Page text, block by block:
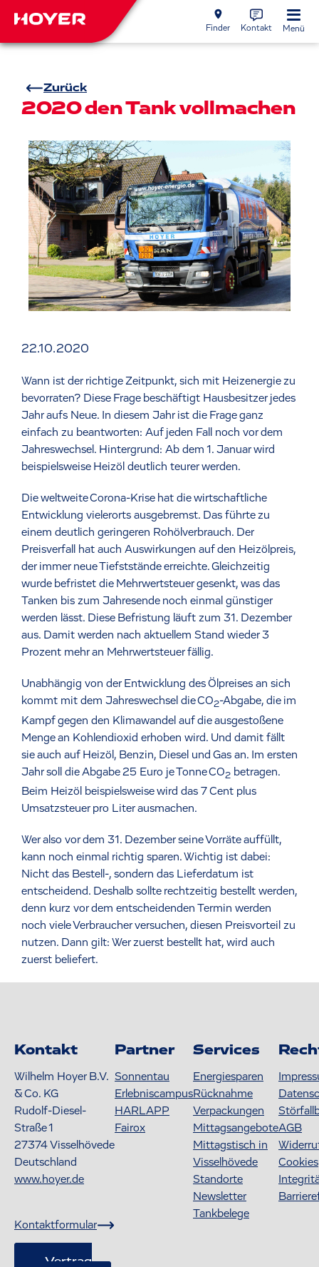
Finder Kontakt Menü
Zurück
2020 den Tank vollmachen
22.10.2020
Wann ist der richtige Zeitpunkt, sich mit Heizenergie zu
bevorraten? Diese Frage beschäftigt Hausbesitzer jedes
Jahr aufs Neue. In diesem Jahr ist die Frage ganz
einfach zu beantworten: Auf jeden Fall noch vor dem
Jahreswechsel. Hintergrund: Ab dem 1. Januar wird
beispielsweise Heizöl deutlich teurer werden.
Die weltweite Corona-Krise hat die wirtschaftliche
Entwicklung vielerorts ausgebremst. Das führte zu
einem deutlich geringeren Rohölverbrauch. Der
Preisverfall hat auch Auswirkungen auf den Heizölpreis,
der immer neue Tiefststände erreichte. Gleichzeitig
wurde befristet die Mehrwertsteuer gesenkt, was das
Tanken bis zum Jahresende noch einmal günstiger
werden lässt. Diese Befristung läuft zum 31. Dezember
aus. Damit werden nach aktuellem Stand wieder 3
Prozent mehr an Mehrwertsteuer fällig.
Unabhängig von der Entwicklung des Ölpreises an sich
kommt mit dem Jahreswechsel die CO2-Abgabe, die im
Kampf gegen den Klimawandel auf die ausgestoßene
Menge an Kohlendioxid erhoben wird. Und damit fällt
sie auch auf Heizöl, Benzin, Diesel und Gas an. Im ersten
Jahr soll die Abgabe 25 Euro je Tonne CO2 betragen.
Beim Heizöl beispielsweise wird das 7 Cent plus
Umsatzsteuer pro Liter ausmachen.
Wer also vor dem 31. Dezember seine Vorräte auffüllt,
kann noch einmal richtig sparen. Wichtig ist dabei:
Nicht das Bestell-, sondern das Lieferdatum ist
entscheidend. Deshalb sollte rechtzeitig bestellt werden,
denn kurz vor dem entscheidenden Termin werden
noch viele Verbraucher versuchen, diesen Preisvorteil zu
nutzen. Dann gilt: Wer zuerst bestellt hat, wird auch
zuerst beliefert.
Kontakt
Wilhelm Hoyer B.V.
& Co. KG
Rudolf-Diesel-
Straße 1
27374Visselhövede
Deutschland
www.hoyer.de
Kontaktformular
Vertrag
Partner
Sonnentau
Erlebniscampus
HARLAPP
Fairox
Services
Energiesparen
Rücknahme
Verpackungen
Mittagsangebote
Mittagstisch in
Visselhövede
Standorte
Newsletter
Tankbelege
AGB
Cookies